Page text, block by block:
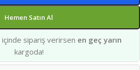
Hemen Satın Al
içinde sipariş verirsen en geç yarın
kargoda!